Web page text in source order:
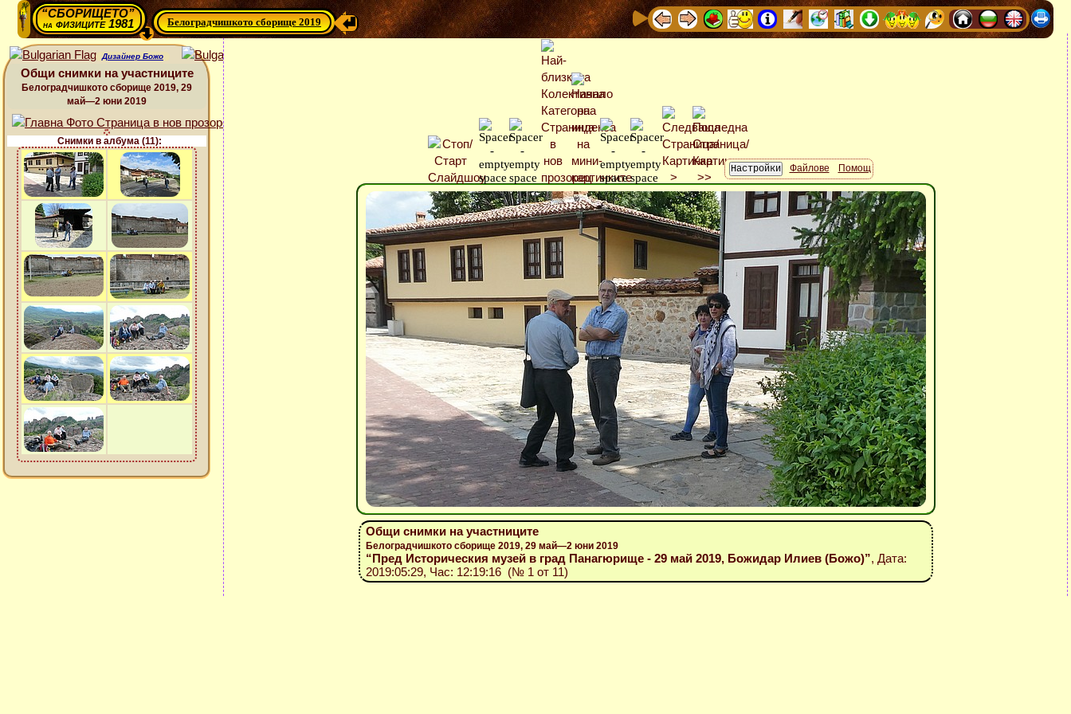
“СБОРИЩЕТО”
нафизиците 1981 Белоградчишкото сборище 2019
Дизайнер Божо
Общи снимки на участниците
Белоградчишкото сборище 2019, 29
май—2 юни 2019
Снимки в албума (11):
Файлове Помощ
Общи снимки на участниците
Белоградчишкото сборище 2019, 29 май—2 юни 2019
“Пред Историческия музей в град Панагюрище - 29 май 2019, Божидар Илиев (Божо)”, Дата:
2019:05:29, Час: 12:19:16 (№ 1 от 11)